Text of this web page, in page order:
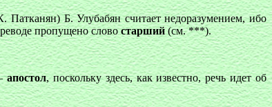
Патканян) Б. Улубабян считает недоразумением, ибо
пропущено словостарший(см. ***).
апостол, поскольку здесь, как известно, речь идет об